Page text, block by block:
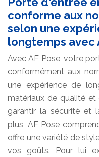
conforme aux
selon une
longtemps avec
Avec AF Pose, votre
conformément aux
une expérience de
matériaux de qualité
garantir la sécurité et
plus, AF Pose
offre une variété de
vos goûts. Pour lui